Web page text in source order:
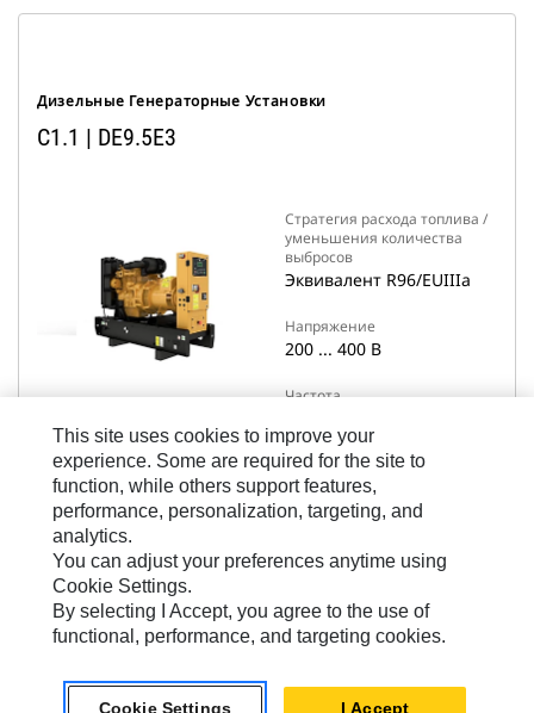
Дизельные Генераторные Установки
C1.1 | DE9.5E3
Стратегия расхода топлива /
уменьшения количества
выбросов
Эквивалент R96/EUIIIa
Напряжение
200 ... 400 В
Частота
Просмотр Сведений
This site uses cookies to improve your
experience. Some are required for the site to
function, while others support features,
performance, personalization, targeting, and
analytics.
You can adjust your preferences anytime using
Cookie Settings.
By selecting I Accept, you agree to the use of
functional, performance, and targeting cookies.
Cookie Settings I Accept